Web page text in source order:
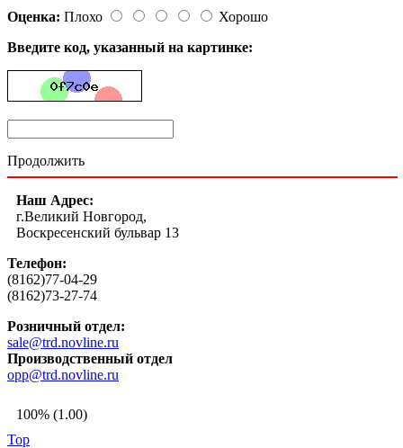
Оценка: Плохо
Хорошо
Введите код, указанный на картинке:
Продолжить
Наш Адрес:
г.Великий Новгород,
Воскресенский бульвар 13
Телефон:
(8162)77-04-29
(8162)73-27-74
Розничный отдел:
sale@trd.novline.ru
Производственный отдел
opp@trd.novline.ru
100% (1.00)
Top